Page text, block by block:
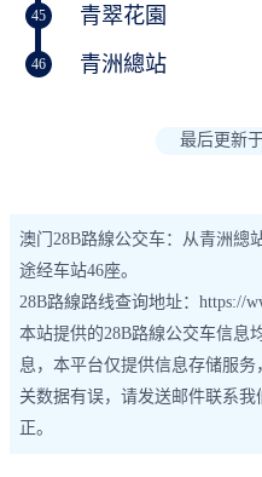
45 青翠花園
46 青洲總站
最后更新
澳门28B路線公交车：从青洲總
途经车站46座。
28B路線路线查询地址：https://
本站提供的28B路線公交车信息
息，本平台仅提供信息存储服
关数据有误，请发送邮件联系
正。